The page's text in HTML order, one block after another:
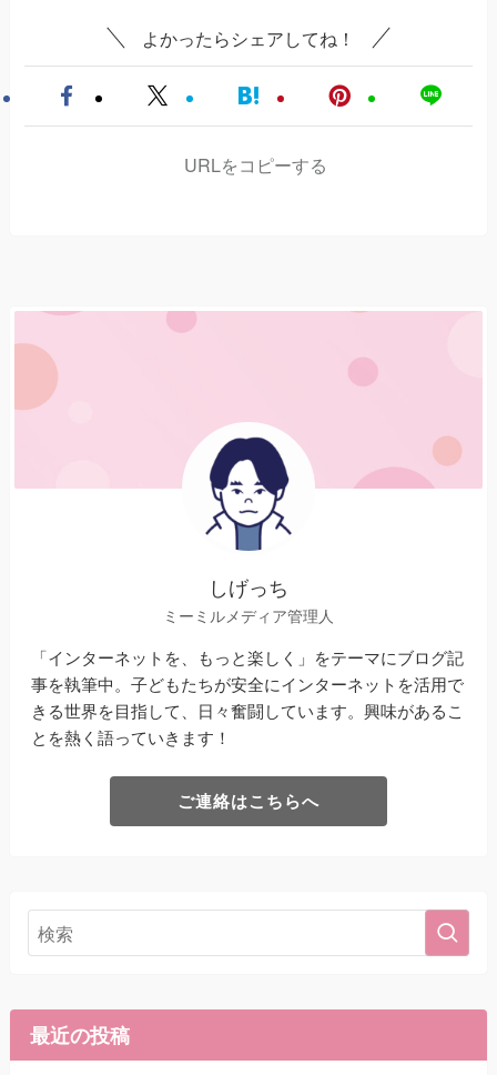
よかったらシェアしてね！
URLをコピーする
しげっち
ミーミルメディア管理人
「インターネットを、もっと楽しく」をテーマにブログ記
事を執筆中。子どもたちが安全にインターネットを活用で
きる世界を目指して、日々奮闘しています。興味があるこ
とを熱く語っていきます！
ご連絡はこちらへ
最近の投稿